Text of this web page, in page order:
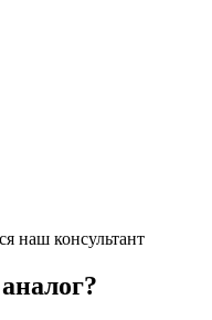
наш консультант